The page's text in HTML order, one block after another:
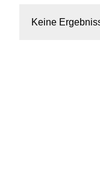
Keine